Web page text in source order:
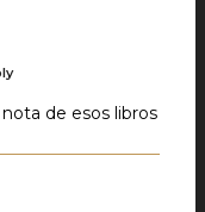
de esos libros